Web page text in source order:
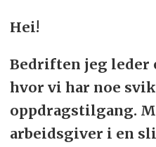
Hei!
Bedriften jeg leder
hvor vi har noe
oppdragstilgang.
arbeidsgiver i en